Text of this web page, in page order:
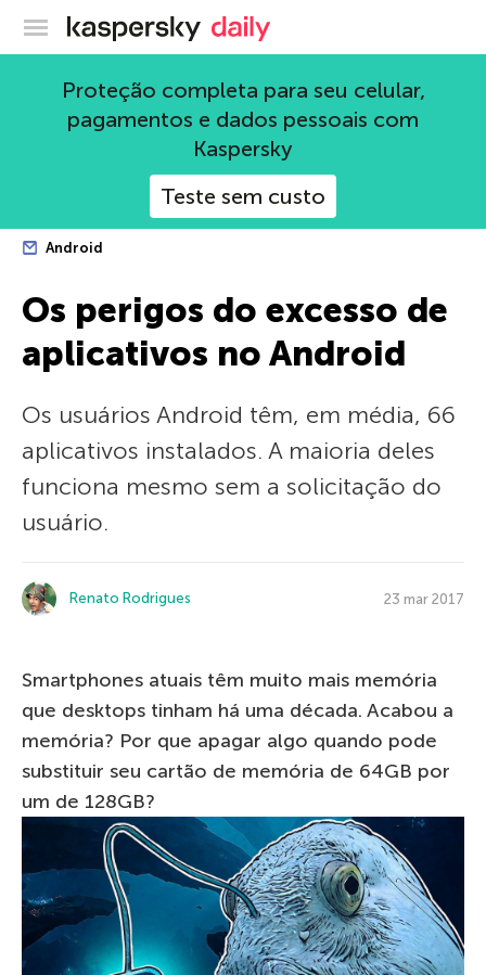
Blog oficial da Kaspersky
Proteção completa para seu celular,
pagamentos e dados pessoais com
Kaspersky
Teste sem custo
Android
Os perigos do excesso de
aplicativos no Android
Os usuários Android têm, em média, 66
aplicativos instalados. A maioria deles
funciona mesmo sem a solicitação do
usuário.
Renato Rodrigues 23 mar 2017
Smartphones atuais têm muito mais memória
que desktops tinham há uma década. Acabou a
memória? Por que apagar algo quando pode
substituir seu cartão de memória de 64GB por
um de 128GB?